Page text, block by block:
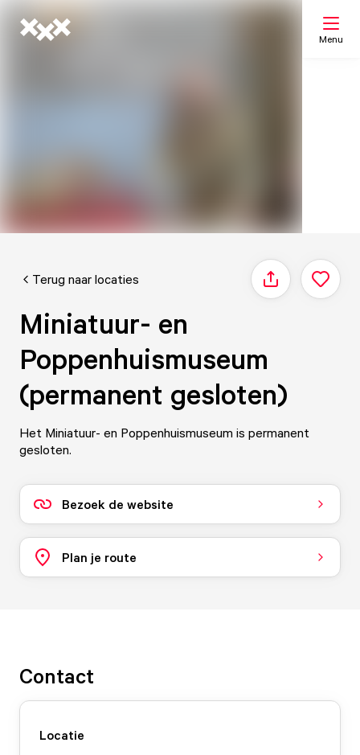
Menu
Terug naar locaties Delen
Miniatuur- en
Poppenhuismuseum
(permanent gesloten)
Het Miniatuur- en Poppenhuismuseum is permanent
gesloten.
Bezoek de website
Plan je route
Contact
Locatie